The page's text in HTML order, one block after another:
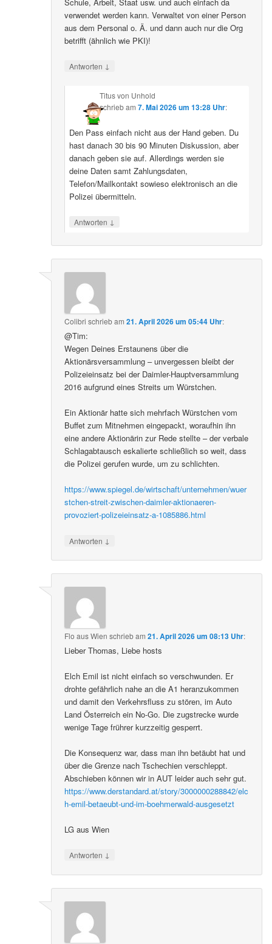
verwendet werden kann. Verwaltet von einer Person
aus dem Personal o. Ä. und dann auch nur die Org
betrifft (ähnlich wie PKI)!
Antworten ↓
Titus von Unhold
schriebam 7. Mai 2026 um 13:28 Uhr:
Den Pass einfach nicht aus der Hand geben. Du
hast danach 30 bis 90 Minuten Diskussion, aber
danach geben sie auf. Allerdings werden sie
deine Daten samt Zahlungsdaten,
Telefon/Mailkontakt sowieso elektronisch an die
Polizei übermitteln.
Antworten ↓
Colibri schriebam21. April 2026 um 05:44 Uhr:
@Tim:
Wegen Deines Erstaunens über die
Aktionärsversammlung – unvergessen bleibt der
Polizeieinsatz bei der Daimler-Hauptversammlung
2016 aufgrund eines Streits um Würstchen.
Ein Aktionär hatte sich mehrfach Würstchen vom
Buffet zum Mitnehmen eingepackt, woraufhin ihn
eine andere Aktionärin zur Rede stellte – der verbale
Schlagabtausch eskalierte schließlich so weit, dass
die Polizei gerufen wurde, um zu schlichten.
https://www.spiegel.de/wirtschaft/unternehmen/wuer
stchen-streit-zwischen-daimler-aktionaeren-
provoziert-polizeieinsatz-a-1085886.html
Antworten ↓
Flo aus Wien schriebam21. April 2026 um 08:13 Uhr:
Lieber Thomas, Liebe hosts
Elch Emil ist nicht einfach so verschwunden. Er
drohte gefährlich nahe an die A1 heranzukommen
und damit den Verkehrsfluss zu stören, im Auto
Land Österreich ein No-Go. Die zugstrecke wurde
wenige Tage frührer kurzzeitig gesperrt.
Die Konsequenz war, dass man ihn betäubt hat und
über die Grenze nach Tschechien verschleppt.
Abschieben können wir in AUT leider auch sehr gut.
https://www.derstandard.at/story/3000000288842/elc
h-emil-betaeubt-und-im-boehmerwald-ausgesetzt
LG aus Wien
Antworten ↓